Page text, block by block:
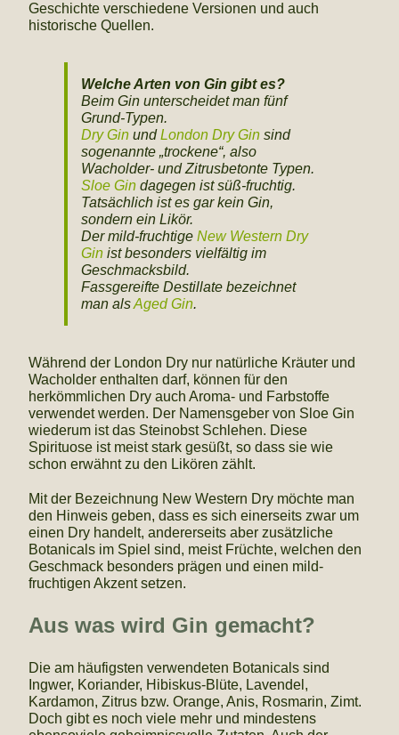
Geschichte verschiedene Versionen und auch
historische Quellen.
Welche Arten von Gin gibt es?
Beim Gin unterscheidet man fünf
Grund-Typen.
Dry GinundLondon Dry Ginsind
sogenannte „trockene“, also
Wacholder- und Zitrusbetonte Typen.
Sloe Gindagegen ist süß-fruchtig.
Tatsächlich ist es gar kein Gin,
sondern ein Likör.
Der mild-fruchtige New Western Dry
Ginist besonders vielfältig im
Geschmacksbild.
Fassgereifte Destillate bezeichnet
man alsAged Gin.
Während der London Dry nur natürliche Kräuter und
Wacholder enthalten darf, können für den
herkömmlichen Dry auch Aroma- und Farbstoffe
verwendet werden. Der Namensgeber von Sloe Gin
wiederum ist das Steinobst Schlehen. Diese
Spirituose ist meist stark gesüßt, so dass sie wie
schon erwähnt zu den Likören zählt.
Mit der Bezeichnung New Western Dry möchte man
den Hinweis geben, dass es sich einerseits zwar um
einen Dry handelt, andererseits aber zusätzliche
Botanicals im Spiel sind, meist Früchte, welchen den
Geschmack besonders prägen und einen mild-
fruchtigen Akzent setzen.
Aus was wird Gin gemacht?
Die am häufigsten verwendeten Botanicals sind
Ingwer, Koriander, Hibiskus-Blüte, Lavendel,
Kardamon, Zitrus bzw. Orange, Anis, Rosmarin, Zimt.
Doch gibt es noch viele mehr und mindestens